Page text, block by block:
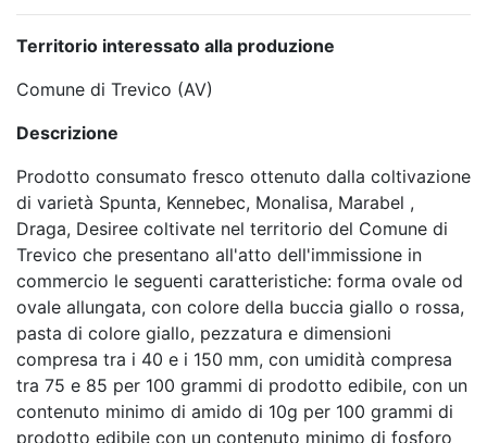
Territorio interessato alla produzione
Comune di Trevico (AV)
Descrizione
Prodotto consumato fresco ottenuto dalla coltivazione
di varietà Spunta, Kennebec, Monalisa, Marabel ,
Draga, Desiree coltivate nel territorio del Comune di
Trevico che presentano all'atto dell'immissione in
commercio le seguenti caratteristiche: forma ovale od
ovale allungata, con colore della buccia giallo o rossa,
pasta di colore giallo, pezzatura e dimensioni
compresa tra i 40 e i 150 mm, con umidità compresa
tra 75 e 85 per 100 grammi di prodotto edibile, con un
contenuto minimo di amido di 10g per 100 grammi di
prodotto edibile con un contenuto minimo di fosforo